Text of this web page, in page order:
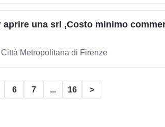
aprire una srl ,Costo minimo
Metropolitana di Firenze
6 7 ... 16 >